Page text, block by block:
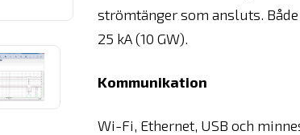
strömtänger som ansluts.
25 kA (10 GW).
Kommunikation
Wi-Fi, Ethernet, USB och